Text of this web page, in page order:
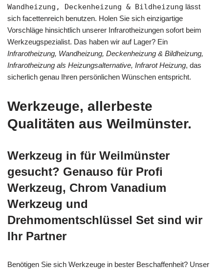
Wandheizung, Deckenheizung & Bildheizung lässt
sich facettenreich benutzen. Holen Sie sich einzigartige
Vorschläge hinsichtlich unserer Infrarotheizungen sofort beim
Werkzeugspezialist. Das haben wir auf Lager? Ein
Infrarotheizung, Wandheizung, Deckenheizung & Bildheizung,
Infrarotheizung als Heizungsalternative, Infrarot Heizung, das
sicherlich genau Ihren persönlichen Wünschen entspricht.
Werkzeuge, allerbeste
Qualitäten aus Weilmünster.
Werkzeug in für Weilmünster
gesucht? Genauso für Profi
Werkzeug, Chrom Vanadium
Werkzeug und
Drehmomentschlüssel Set sind wir
Ihr Partner
Benötigen Sie sich Werkzeuge in bester Beschaffenheit? Unser